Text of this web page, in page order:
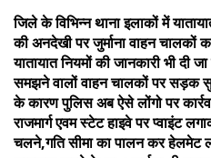
जिले के विभिन्न थाना इलाकों में
की अनदेखी पर जुर्माना वाहन चालकों
यातायात नियमों की जानकारी भी दी
समझने वालों वाहन चालकों पर सड़क
के कारण पुलिस अब ऐसे लोंगो पर
राजमार्ग एवम स्टेट हाइवे पर प्वाइंट
चलने,गति सीमा का पालन कर हेलमेट